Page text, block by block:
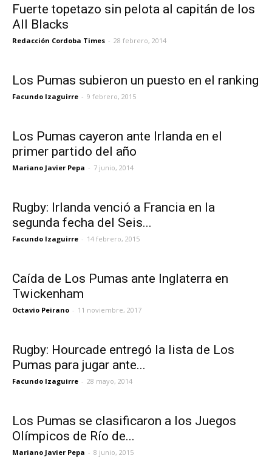
Fuerte topetazo sin pelota al capitán de los
All Blacks
Redacción Cordoba Times - 28 febrero, 2014
Los Pumas subieron un puesto en el ranking
Facundo Izaguirre - 9 febrero, 2015
Los Pumas cayeron ante Irlanda en el
primer partido del año
Mariano Javier Pepa - 7 junio, 2014
Rugby: Irlanda venció a Francia en la
segunda fecha del Seis...
Facundo Izaguirre - 14 febrero, 2015
Caída de Los Pumas ante Inglaterra en
Twickenham
Octavio Peirano - 11 noviembre, 2017
Rugby: Hourcade entregó la lista de Los
Pumas para jugar ante...
Facundo Izaguirre - 28 mayo, 2014
Los Pumas se clasificaron a los Juegos
Olímpicos de Río de...
Mariano Javier Pepa - 8 junio, 2015